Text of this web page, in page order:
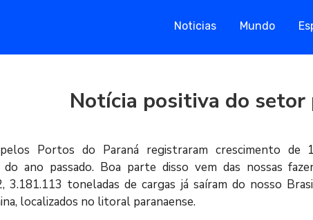
Noticias Mundo
Notícia positiva do
Portos do Paraná registraram crescimento de
ano passado. Boa parte disso vem das nossas
3.181.113 toneladas de cargas já saíram do nosso
localizados no litoral paranaense.